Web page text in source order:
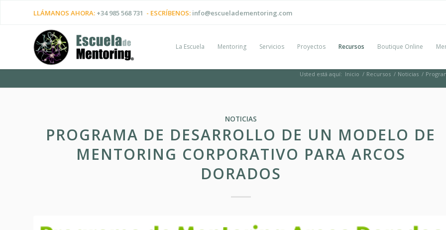
LLÁMANOS AHORA: +34 985 568 731 - ESCRÍBENOS: info@escueladementoring.com
La Escuela Mentoring Servicios Proyectos Recursos Boutique Online
Usted está aquí: Inicio / Recursos / Noticias /
NOTICIAS
PROGRAMA DE DESARROLLO DE UN MODELO DE
MENTORING CORPORATIVO PARA ARCOS
DORADOS